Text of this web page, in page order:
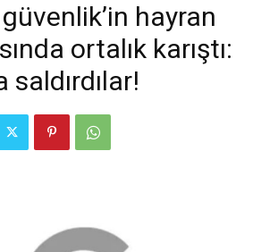
güvenlik’in hayran
ortalık karıştı: